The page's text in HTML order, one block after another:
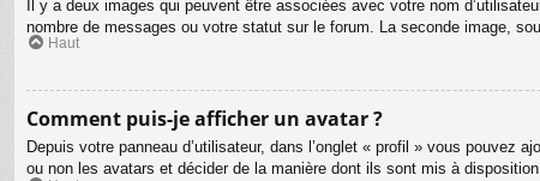
Il y a deux images qui peuvent être associées avec votre nom
nombre de messages ou votre statut sur le forum. La seconde image,
Haut
Comment puis-je afficher un avatar ?
Depuis votre panneau d’utilisateur, dans l’onglet « profil » vous pouvez
ou non les avatars et décider de la manière dont ils sont mis à